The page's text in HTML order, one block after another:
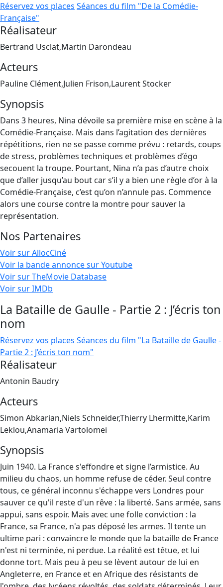
Réservez vos places Séances du film "De la Comédie-
Française"
Réalisateur
Bertrand Usclat,Martin Darondeau
Acteurs
Pauline Clément,Julien Frison,Laurent Stocker
Synopsis
Dans 3 heures, Nina dévoile sa première mise en scène à la
Comédie-Française. Mais dans l’agitation des dernières
répétitions, rien ne se passe comme prévu : retards, coups
de stress, problèmes techniques et problèmes d’égo
secouent la troupe. Pourtant, Nina n’a pas d’autre choix
que d’aller jusqu’au bout car s’il y a bien une règle d’or à la
Comédie-Française, c’est qu’on n’annule pas. Commence
alors une course contre la montre pour sauver la
représentation.
Nos Partenaires
Voir sur AllocCiné
Voir la bande annonce sur Youtube
Voir sur TheMovie Database
Voir sur IMDb
La Bataille de Gaulle - Partie 2 : J’écris ton
nom
Réservez vos places Séances du film "La Bataille de Gaulle -
Partie 2 : J’écris ton nom"
Réalisateur
Antonin Baudry
Acteurs
Simon Abkarian,Niels Schneider,Thierry Lhermitte,Karim
Leklou,Anamaria Vartolomei
Synopsis
Juin 1940. La France s'effondre et signe l’armistice. Au
milieu du chaos, un homme refuse de céder. Seul contre
tous, ce général inconnu s'échappe vers Londres pour
sauver ce qu'il reste d'un rêve : la liberté. Sans armée, sans
appui, sans espoir. Mais avec une folle conviction : la
France, sa France, n'a pas déposé les armes. Il tente un
ultime pari : convaincre le monde que la bataille de France
n'est ni terminée, ni perdue. La réalité est têtue, et lui
donne tort. Mais peu à peu se lèvent autour de lui en
Angleterre, en France et en Afrique des résistants de